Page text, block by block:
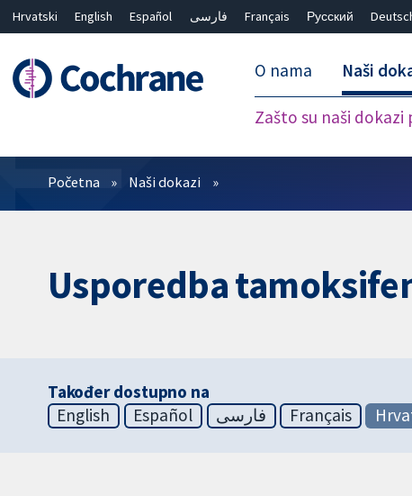
Hrvatski English Español فارسی Français Русский
O nama Naši
Zašto su naši dokazi
Prečistači
Početna Naši dokazi
Usporedba
Također dostupno na
English
Español فارسی Français